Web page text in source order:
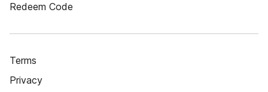
Redeem Code
Terms
Privacy